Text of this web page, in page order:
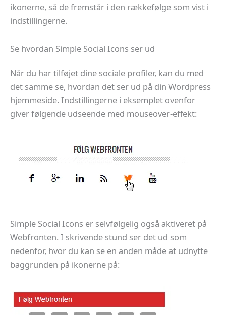
ikonerne, så de fremstår i den rækkefølge som vist i
indstillingerne.
Se hvordan Simple Social Icons ser ud
Når du har tilføjet dine sociale profiler, kan du med
det samme se, hvordan det ser ud på din Wordpress
hjemmeside. Indstillingerne i eksemplet ovenfor
giver følgende udseende med mouseover-effekt:
Simple Social Icons er selvfølgelig også aktiveret på
Webfronten. I skrivende stund ser det ud som
nedenfor, hvor du kan se en anden måde at udnytte
baggrunden på ikonerne på: